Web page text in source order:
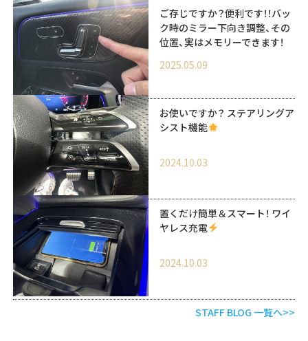
ご存じですか？便利です！！バッ
ク時のミラー下向き調整、その
位置、実はメモリーできます！
2025.05.09
お使いですか？ ステアリングア
シスト機能
2024.10.03
置くだけ簡単＆スマート！ ワイ
ヤレス充電
2024.10.03
STAFF BLOG 一覧へ>>